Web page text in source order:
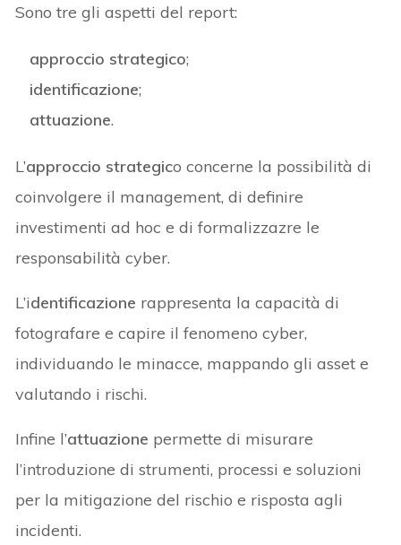
Sono tre gli aspetti del report:
approccio strategico;
identificazione;
attuazione.
L’approccio strategico concerne la possibilità di
coinvolgere il management, di definire
investimenti ad hoc e di formalizzazre le
responsabilità cyber.
L’identificazione rappresenta la capacità di
fotografare e capire il fenomeno cyber,
individuando le minacce, mappando gli asset e
valutando i rischi.
Infine l’attuazione permette di misurare
l’introduzione di strumenti, processi e soluzioni
per la mitigazione del rischio e risposta agli
incidenti.